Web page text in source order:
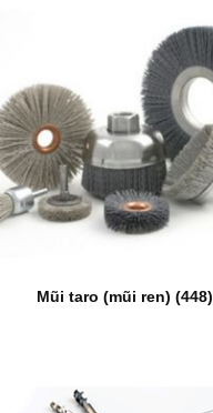
Mũi taro (mũi ren) (448)